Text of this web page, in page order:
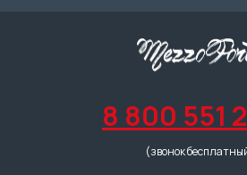
8 800 551
(звонок